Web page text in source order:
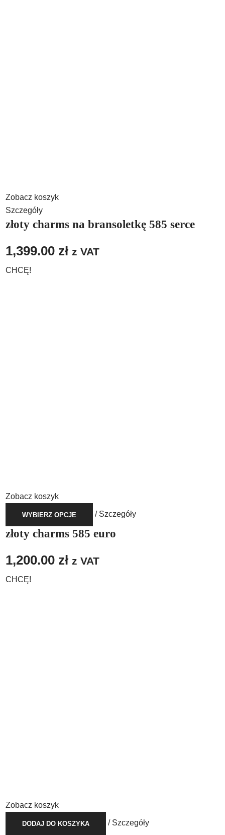
Zobacz koszyk
Szczegóły
złoty charms na bransoletkę 585 serce
1,399.00 zł z VAT
CHCĘ!
Zobacz koszyk
WYBIERZ OPCJE /Szczegóły
złoty charms 585 euro
1,200.00 zł z VAT
CHCĘ!
Zobacz koszyk
DODAJ DO KOSZYKA / Szczegóły